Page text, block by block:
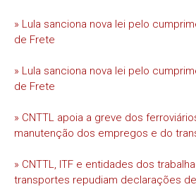
» Lula sanciona nova lei pelo
de Frete
» Lula sanciona nova lei pelo
de Frete
» CNTTL apoia a greve dos
manutenção dos empregos e do
» CNTTL, ITF e entidades dos
transportes repudiam declarações